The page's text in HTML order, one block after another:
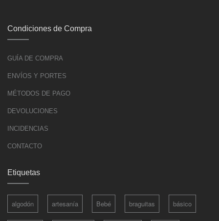
Condiciones de Compra
GUÍA DE COMPRA
ENVÍOS Y PORTES
MÉTODOS DE PAGO
DEVOLUCIONES
INCIDENCIAS
CONTACTO
Etiquetas
algodón artesanía Bebé braguitas básico